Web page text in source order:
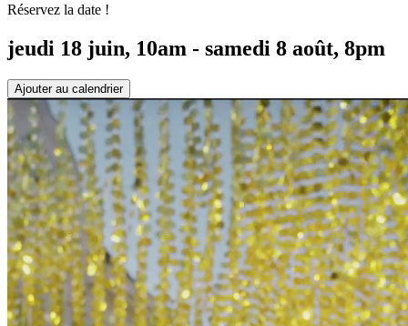
Réservez la date !
jeudi 18 juin, 10am - samedi 8 août, 8pm
Ajouter au calendrier